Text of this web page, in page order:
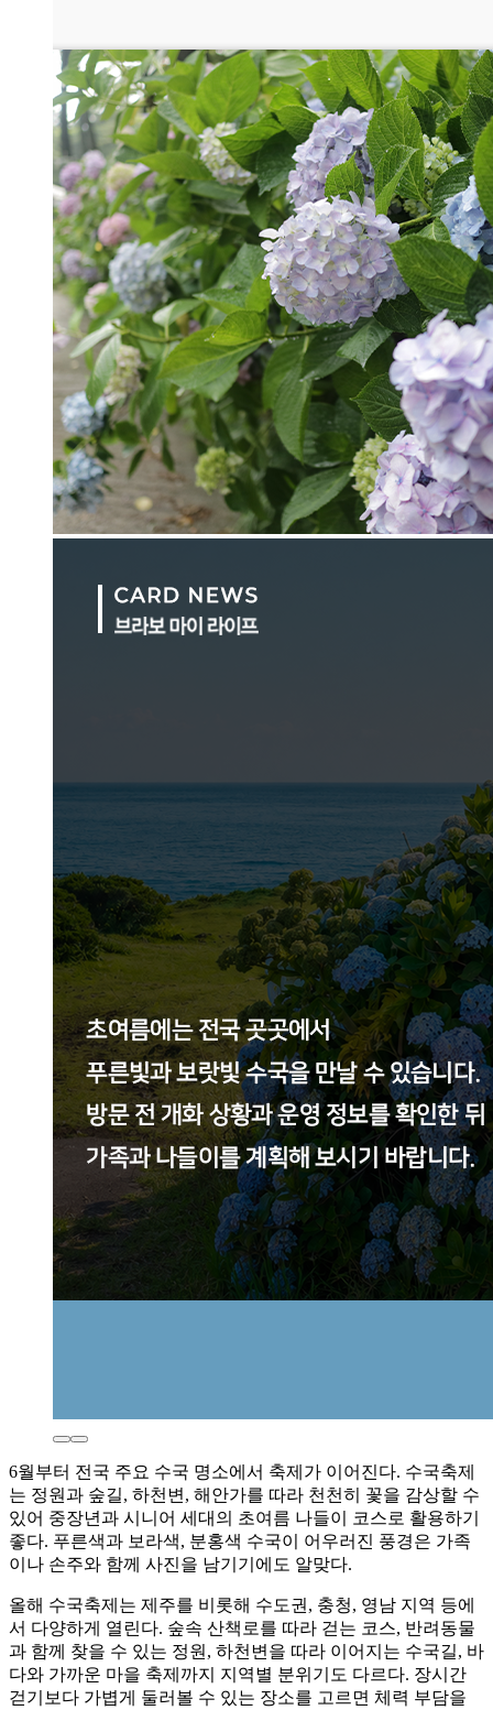
6월부터 전국 주요 수국 명소에서 축제가 이어진다. 수국축제
는 정원과 숲길, 하천변, 해안가를 따라 천천히 꽃을 감상할 수
있어 중장년과 시니어 세대의 초여름 나들이 코스로 활용하기
좋다. 푸른색과 보라색, 분홍색 수국이 어우러진 풍경은 가족
이나 손주와 함께 사진을 남기기에도 알맞다.
올해 수국축제는 제주를 비롯해 수도권, 충청, 영남 지역 등에
서 다양하게 열린다. 숲속 산책로를 따라 걷는 코스, 반려동물
과 함께 찾을 수 있는 정원, 하천변을 따라 이어지는 수국길, 바
다와 가까운 마을 축제까지 지역별 분위기도 다르다. 장시간
걷기보다 가볍게 둘러볼 수 있는 장소를 고르면 체력 부담을